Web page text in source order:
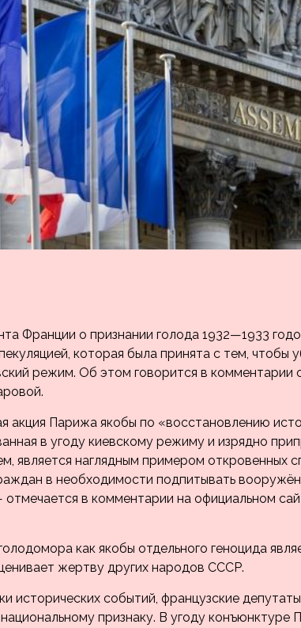
Франции о признании голода 1932—1933
которая была принята с тем, чтобы
режим. Об этом говорится в комментарии
акция Парижа якобы по «восстановлению
в угоду киевскому режиму и изрядно
является наглядным примером откровенных
в необходимости подпитывать
в комментарии на официальном
как якобы отдельного геноцида
жертву других народов СССР.
исторических событий, французские
признаку. В угоду конъюнктуре